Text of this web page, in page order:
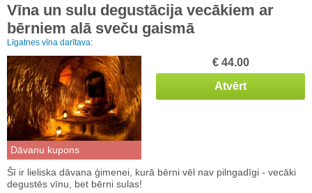
Vīna un sulu degustācija vecākiem ar
bērniem alā sveču gaismā
Līgatnes vīna darītava:
Dāvanu kupons
€ 44.00
Atvērt
Šī ir lieliska dāvana ģimenei, kurā bērni vēl nav pilngadīgi - vecāki
degustēs vīnu, bet bērni sulas!